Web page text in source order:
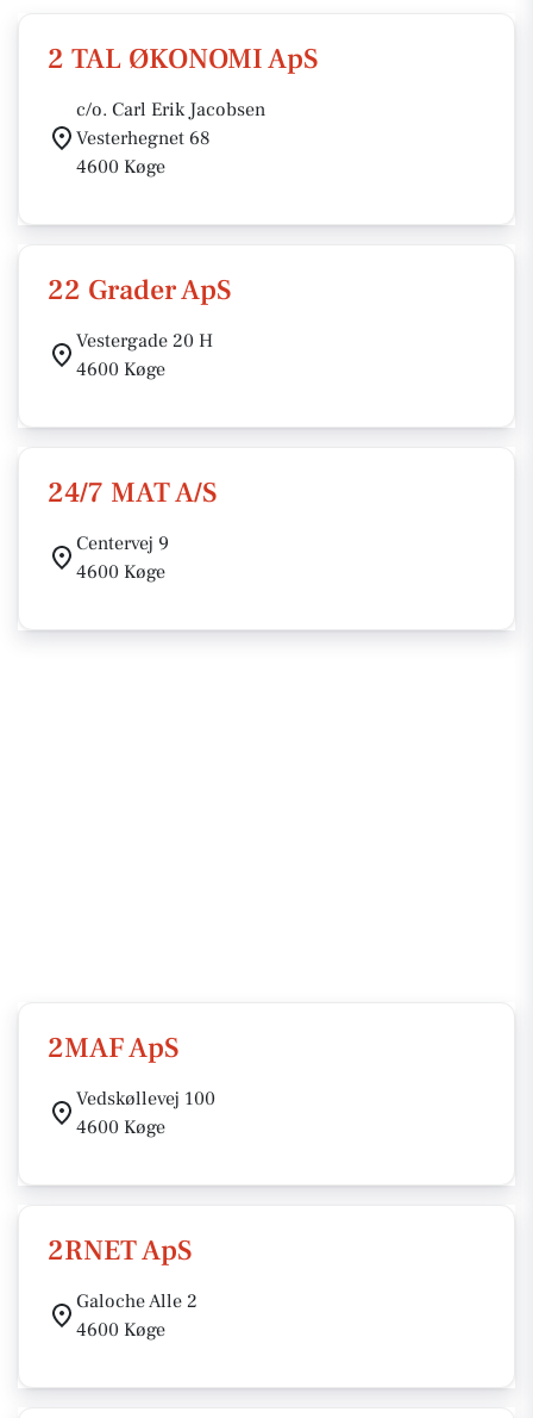
2 TAL ØKONOMI ApS
c/o. Carl Erik Jacobsen
Vesterhegnet 68
4600 Køge
22 Grader ApS
Vestergade 20 H
4600 Køge
24/7 MAT A/S
Centervej 9
4600 Køge
2MAF ApS
Vedskøllevej 100
4600 Køge
2RNET ApS
Galoche Alle 2
4600 Køge